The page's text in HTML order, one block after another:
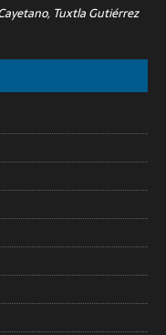
Tuxtla Gutiérrez